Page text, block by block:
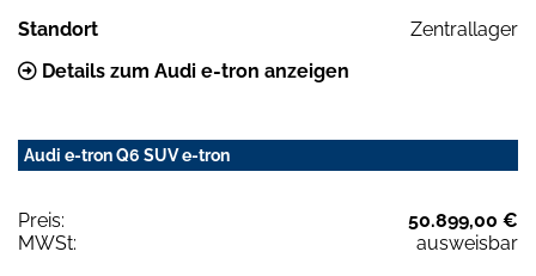
Standort
Zentrallager
Details zum Audi e-tron anzeigen
Audi e-tron Q6 SUV e-tron
Preis:
50.899,00 €
MWSt:
ausweisbar